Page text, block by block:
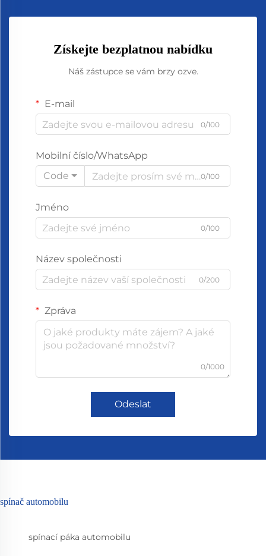
Získejte bezplatnou nabídku
Náš zástupce se vám brzy ozve.
E-mail
0/100
Mobilní číslo/WhatsApp
Code
0/100
Jméno
0/100
Název společnosti
0/200
Zpráva
0/1000
Odeslat
spínač automobilu
spínací páka automobilu